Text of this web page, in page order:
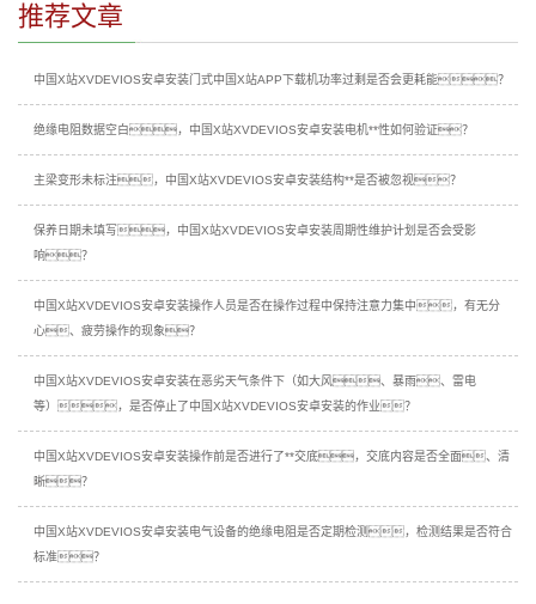
推荐文章
中国X站XVDEVIOS安卓安装门式中国X站APP下载机功率过剩是否会更耗能？
绝缘电阻数据空白，中国X站XVDEVIOS安卓安装电机**性如何验证？
主梁变形未标注，中国X站XVDEVIOS安卓安装结构**是否被忽视？
保养日期未填写，中国X站XVDEVIOS安卓安装周期性维护计划是否会受影
响？
中国X站XVDEVIOS安卓安装操作人员是否在操作过程中保持注意力集中，有无分
心、疲劳操作的现象？
中国X站XVDEVIOS安卓安装在恶劣天气条件下（如大风、暴雨、雷电
等），是否停止了中国X站XVDEVIOS安卓安装的作业？
中国X站XVDEVIOS安卓安装操作前是否进行了**交底，交底内容是否全面、清
晰？
中国X站XVDEVIOS安卓安装电气设备的绝缘电阻是否定期检测，检测结果是否符合
标准？